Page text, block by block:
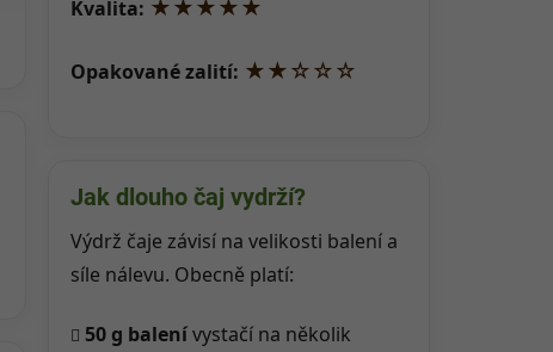
Kvalita: ★★★★★
Opakované zalití: ★★☆☆☆
Jak dlouho čaj vydrží?
Výdrž čaje závisí na velikosti balení a
síle nálevu. Obecně platí:
50 g balenívystačí na několik